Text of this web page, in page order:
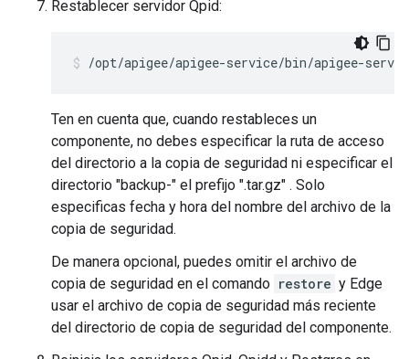
Restablecer servidor Qpid:
/opt/apigee/apigee-service/bin/apigee-
Ten en cuenta que, cuando restableces un
componente, no debes especificar la ruta de acceso
del directorio a la copia de seguridad ni especificar el
directorio "backup-" el prefijo ".tar.gz" . Solo
especificas fecha y hora del nombre del archivo de la
copia de seguridad.
De manera opcional, puedes omitir el archivo de
copia de seguridad en el comando restore y Edge
usar el archivo de copia de seguridad más reciente
del directorio de copia de seguridad del componente.